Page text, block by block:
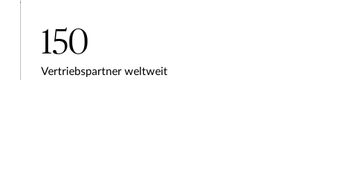
150
Vertriebspartner weltweit